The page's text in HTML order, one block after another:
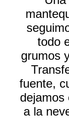
todo
grumos
fuente,
dejamos
a la